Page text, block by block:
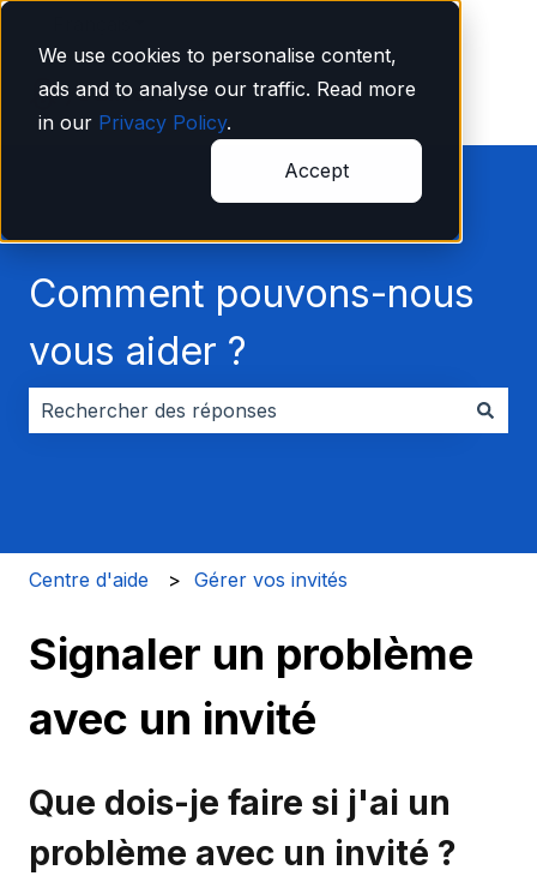
We use cookies to personalise content,
ads and to analyse our traffic. Read more
in our Privacy Policy.
Accept
Comment pouvons-nous
vous aider ?
Centre d'aide Gérer vos invités
Signaler un problème
avec un invité
Que dois-je faire si j'ai un
problème avec un invité ?